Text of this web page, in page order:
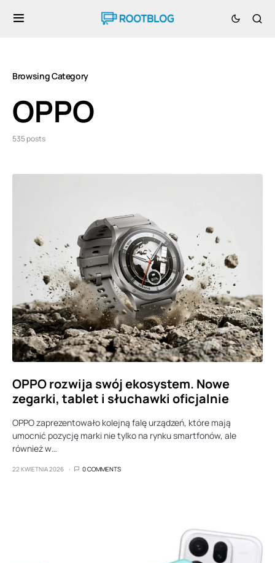
Browsing Category
OPPO
535 posts
OPPO rozwija swój ekosystem. Nowe
zegarki, tablet i słuchawki oficjalnie
OPPO zaprezentowało kolejną falę urządzeń, które mają
umocnić pozycję marki nie tylko na rynku smartfonów, ale
również w…
22 KWIETNIA 2026 0 COMMENTS